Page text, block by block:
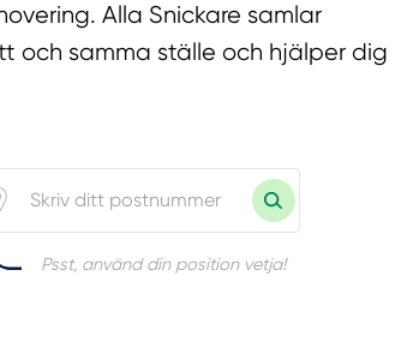
Alla Snickare samlar
och samma ställe och hjälper dig
Psst, använd din position vetja!